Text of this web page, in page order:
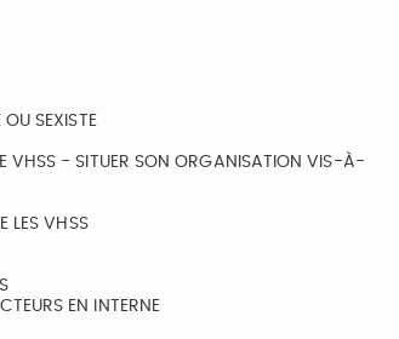
SEXISTE
VHSS - SITUER SON ORGANISATION VIS-À-
LES VHSS
EN INTERNE